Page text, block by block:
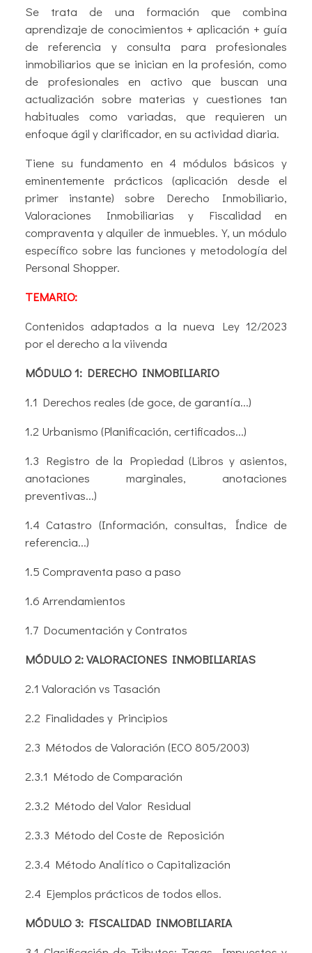
Se trata de una formación que combina
aprendizaje de conocimientos + aplicación + guía
de referencia y consulta para profesionales
inmobiliarios que se inician en la profesión, como
de profesionales en activo que buscan una
actualización sobre materias y cuestiones tan
habituales como variadas, que requieren un
enfoque ágil y clarificador, en su actividad diaria.
Tiene su fundamento en 4 módulos básicos y
eminentemente prácticos (aplicación desde el
primer instante) sobre Derecho Inmobiliario,
Valoraciones Inmobiliarias y Fiscalidad en
compraventa y alquiler de inmuebles. Y, un módulo
específico sobre las funciones y metodología del
Personal Shopper.
TEMARIO:
Contenidos adaptados a la nueva Ley 12/2023
por el derecho a la viivenda
MÓDULO 1: DERECHO INMOBILIARIO
1.1 Derechos reales (de goce, de garantía...)
1.2 Urbanismo (Planificación, certificados...)
1.3 Registro de la Propiedad (Libros y asientos,
anotaciones marginales, anotaciones
preventivas...)
1.4 Catastro (Información, consultas, Índice de
referencia...)
1.5 Compraventa paso a paso
1.6 Arrendamientos
1.7 Documentación y Contratos
MÓDULO 2: VALORACIONES INMOBILIARIAS
2.1 Valoración vs Tasación
2.2 Finalidades y Principios
2.3 Métodos de Valoración (ECO 805/2003)
2.3.1 Método de Comparación
2.3.2 Método del Valor Residual
2.3.3 Método del Coste de Reposición
2.3.4 Método Analítico o Capitalización
2.4 Ejemplos prácticos de todos ellos.
MÓDULO 3: FISCALIDAD INMOBILIARIA